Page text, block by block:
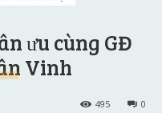
ưu cùng GĐ
Vinh
0
495